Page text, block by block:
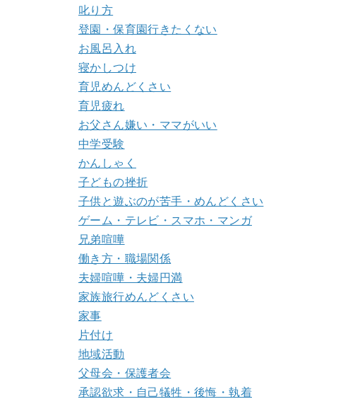
叱り方
登園・保育園行きたくない
お風呂入れ
寝かしつけ
育児めんどくさい
育児疲れ
お父さん嫌い・ママがいい
中学受験
かんしゃく
子どもの挫折
子供と遊ぶのが苦手・めんどくさい
ゲーム・テレビ・スマホ・マンガ
兄弟喧嘩
働き方・職場関係
夫婦喧嘩・夫婦円満
家族旅行めんどくさい
家事
片付け
地域活動
父母会・保護者会
承認欲求・自己犠牲・後悔・執着